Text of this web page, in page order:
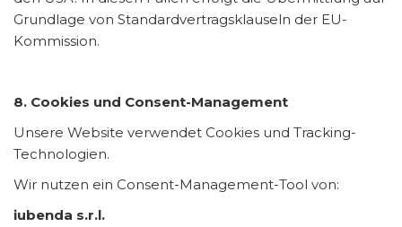
Grundlage von Standardvertragsklauseln der EU-
Kommission.
8. Cookies und Consent-Management
Unsere Website verwendet Cookies und Tracking-
Technologien.
Wir nutzen ein Consent-Management-Tool von:
iubenda s.r.l.